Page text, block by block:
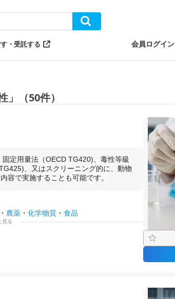
・受託する 会員ログイン
（50件）
定用量法（OECD TG420)、毒性等級
、又はスクリーニング的に、動物
容で実施することも可能です。
・ 農薬 ・化学物質 ・食品
見る